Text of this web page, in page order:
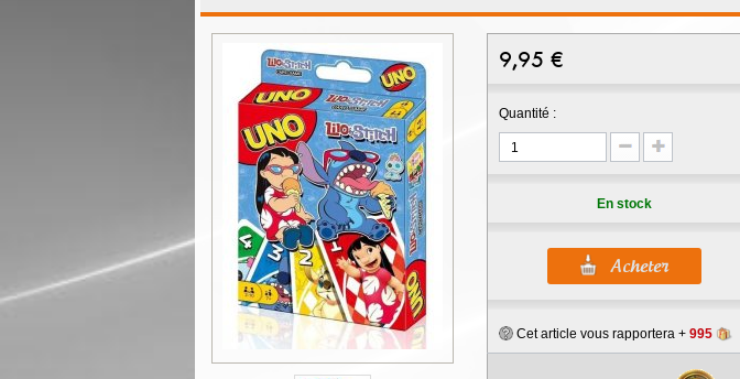
9,95 €
Quantité :
En stock
Cet article vous rapportera + 995